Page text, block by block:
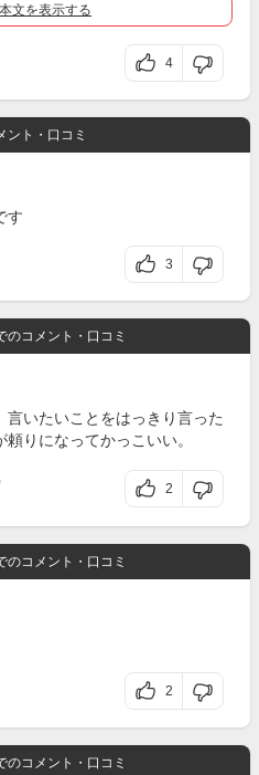
文を表示する
4
ント・口コミ
す
3
のコメント・口コミ
いたいことをはっきり言った
りになってかっこいい。
2
のコメント・口コミ
2
のコメント・口コミ